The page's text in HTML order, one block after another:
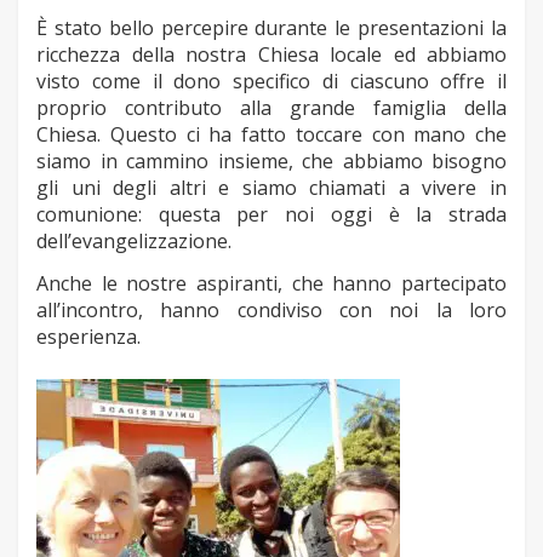
È stato bello percepire durante le presentazioni la
ricchezza della nostra Chiesa locale ed abbiamo
visto come il dono specifico di ciascuno offre il
proprio contributo alla grande famiglia della
Chiesa. Questo ci ha fatto toccare con mano che
siamo in cammino insieme, che abbiamo bisogno
gli uni degli altri e siamo chiamati a vivere in
comunione: questa per noi oggi è la strada
dell’evangelizzazione.
Anche le nostre aspiranti, che hanno partecipato
all’incontro, hanno condiviso con noi la loro
esperienza.